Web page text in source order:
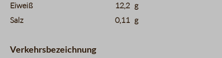
Eiweiß
12,2 g
Salz
0,11 g
Verkehrsbezeichnung